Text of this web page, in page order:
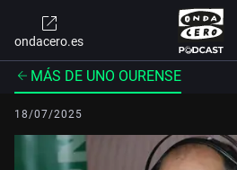
ondacero.es
MÁS DE UNO OURENSE
18/07/2025